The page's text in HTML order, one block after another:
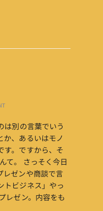
は別の言葉でいう
か、あるいはモノ
す。ですから、そ
て。 さっそく今日
レゼンや商談で言
トビジネス」やっ
レゼン。内容をも